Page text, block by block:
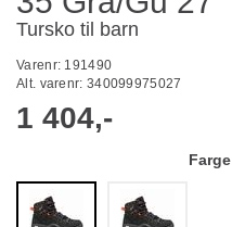
Tursko til barn
Varenr: 191490
Alt. varenr: 340099975027
1 404,-
Farge